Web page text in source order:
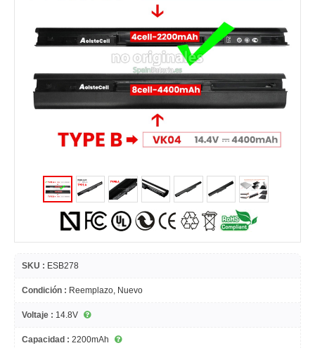
SKU : ESB278
Condición : Reemplazo, Nuevo
Voltaje : 14.8V
Capacidad : 2200mAh